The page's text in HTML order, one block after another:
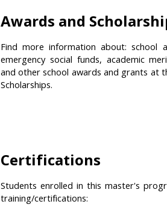
Awards and
Find more information about: school
emergency social funds, academic
and other school awards and grants at
Scholarships.
Certifications
Students enrolled in this master's
training/certifications: